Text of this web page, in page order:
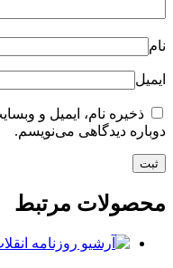
نام
ایمیل
ذخیره نام، ایمیل و
دوباره دیدگاهی می‌نویسم.
محصولات مرتبط